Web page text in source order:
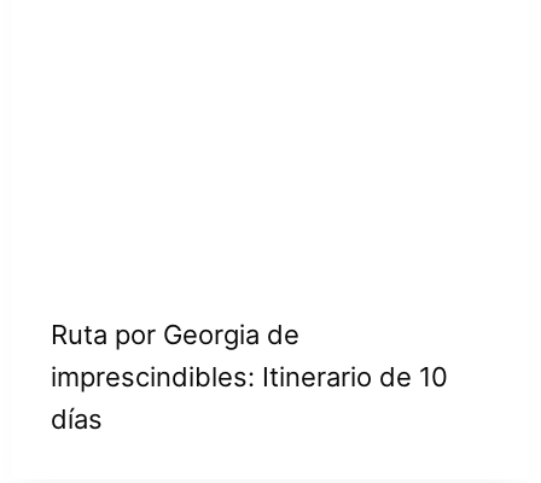
Ruta por Georgia de
imprescindibles: Itinerario de 10
días